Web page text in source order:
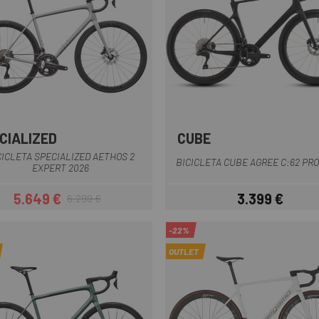
Gris
SPECIALIZED AETHOS 2
EXPERT 2026
Precio
5.649 €Precio regular
6.299 €
CUBE
BICICLETA CUBE AGREE C:62
Precio
3.399 €
-22%
OUTLET